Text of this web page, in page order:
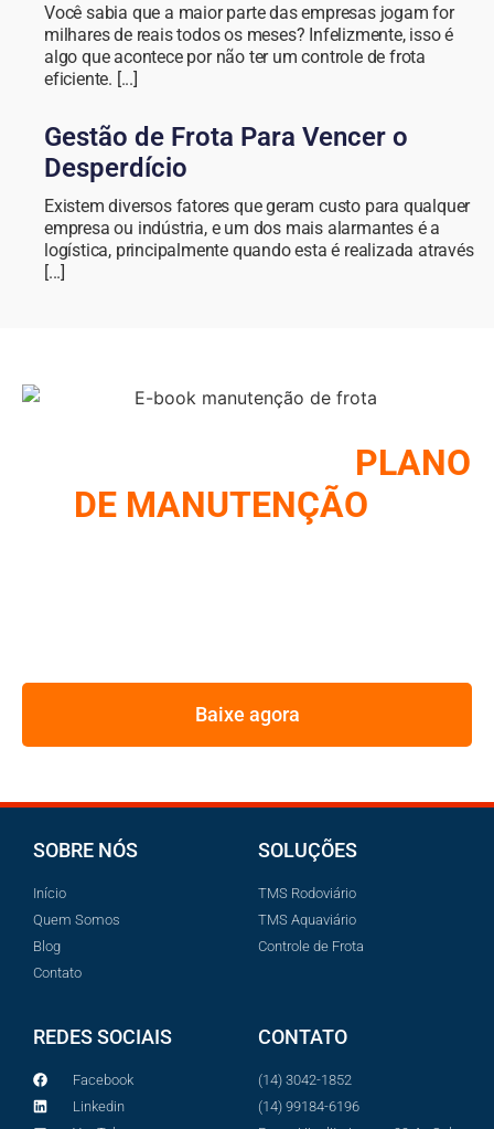
Você sabia que a maior parte das empresas jogam for
milhares de reais todos os meses? Infelizmente, isso é
algo que acontece por não ter um controle de frota
eficiente. [...]
Gestão de Frota Para Vencer o
Desperdício
Existem diversos fatores que geram custo para qualquer
empresa ou indústria, e um dos mais alarmantes é a
logística, principalmente quando esta é realizada através
[...]
PLANO
DE MANUTENÇÃO
Baixe agora
SOBRE NÓS
Início
Quem Somos
Blog
Contato
SOLUÇÕES
TMS Rodoviário
TMS Aquaviário
Controle de Frota
REDES SOCIAIS
Facebook
Linkedin
CONTATO
(14) 3042-1852
(14) 99184-6196